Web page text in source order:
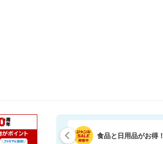
食品と日用品がお得！